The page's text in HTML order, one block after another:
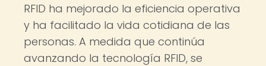
RFID ha mejorado la eficiencia operativa
y ha facilitado la vida cotidiana de las
personas. A medida que continúa
avanzando la tecnología RFID, se